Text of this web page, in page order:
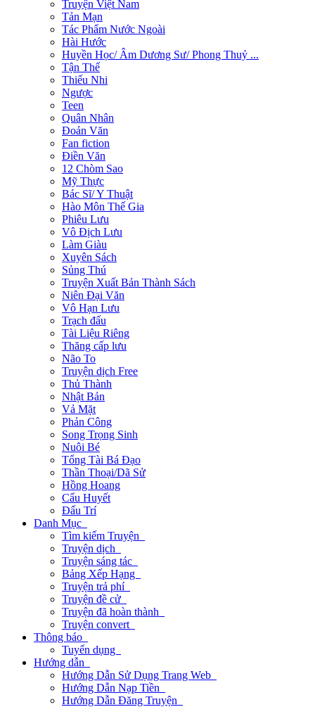
Truyện Việt Nam
Tản Mạn
Tác Phẩm Nước Ngoài
Hài Hước
Huyền Học/ Âm Dương Sư/ Phong Thuỷ ...
Tận Thế
Thiếu Nhi
Ngược
Teen
Quân Nhân
Đoản Văn
Fan fiction
Điền Văn
12 Chòm Sao
Mỹ Thực
Bác Sĩ/ Y Thuật
Hào Môn Thế Gia
Phiêu Lưu
Vô Địch Lưu
Làm Giàu
Xuyên Sách
Sủng Thú
Truyện Xuất Bản Thành Sách
Niên Đại Văn
Vô Hạn Lưu
Trạch đấu
Tài Liệu Riêng
Thăng cấp lưu
Não To
Truyện dịch Free
Thủ Thành
Nhật Bản
Vả Mặt
Phản Công
Song Trọng Sinh
Nuôi Bé
Tổng Tài Bá Đạo
Thần Thoại/Dã Sử
Hồng Hoang
Cẩu Huyết
Đấu Trí
Danh Mục
Tìm kiếm Truyện
Truyện dịch
Truyện sáng tác
Bảng Xếp Hạng
Truyện trả phí
Truyện đề cử
Truyện đã hoàn thành
Truyện convert
Thông báo
Tuyển dụng
Hướng dẫn
Hướng Dẫn Sử Dụng Trang Web
Hướng Dẫn Nạp Tiền
Hướng Dẫn Đăng Truyện